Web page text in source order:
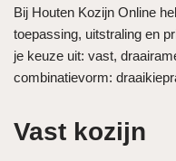
Bij Houten Kozijn Online
toepassing, uitstraling en
je keuze uit: vast,
combinatievorm:
Vast kozijn